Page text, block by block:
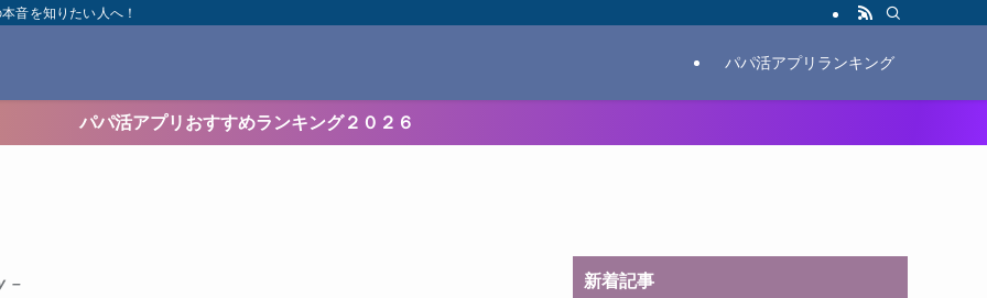
音を知りたい人へ！
パパ活アプリランキング
パパ活アプリおすすめランキング２０２６
– 新着記事